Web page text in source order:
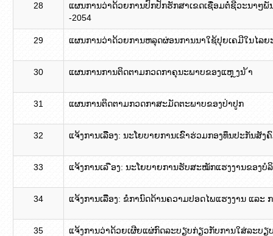
28
ແຜນການວ່າດ້ວຍການປົກປັກຮັກສາເຂດເຊື່ອມຕໍ່ຊີວະນາໆພັ
-2054
29 ແຜນການວ່າດ້ວຍການຫລຸດຜ່ອນການນາໃຊ້ປຸຍເຄມີໃນໄລຍ
30 ແຜນການການຕິດຕາມກວດກາຄຸນະພາບຂອງແຫ ຼງນ ້າ
31 ແຜນການຕິດຕາມກວດກາສະມັດຕະພາບຂອງປ່າປູກ
32 ແຈ້ງການເລືືອງ: ນະໂຍບາຍການເຂົົາຮ່ວມກອງທຶນປະກັນສັ
33 ແຈ້ງການເລ ືອງ: ນະໂຍບາຍການຮັບສະໝັກແຮງງານຂອງບໍ
34 ແຈ້ງການເລືືອງ: ຂໍໍການົດດ້ານຄວາມປອດໄພແຮງງານ ແລະ
35 ແຈ້ງການວ່າດ້ວຍເຜີຍແຜ່ກົດລະບຽບກ່ຽວກັບການໃສ່ລະບຽ